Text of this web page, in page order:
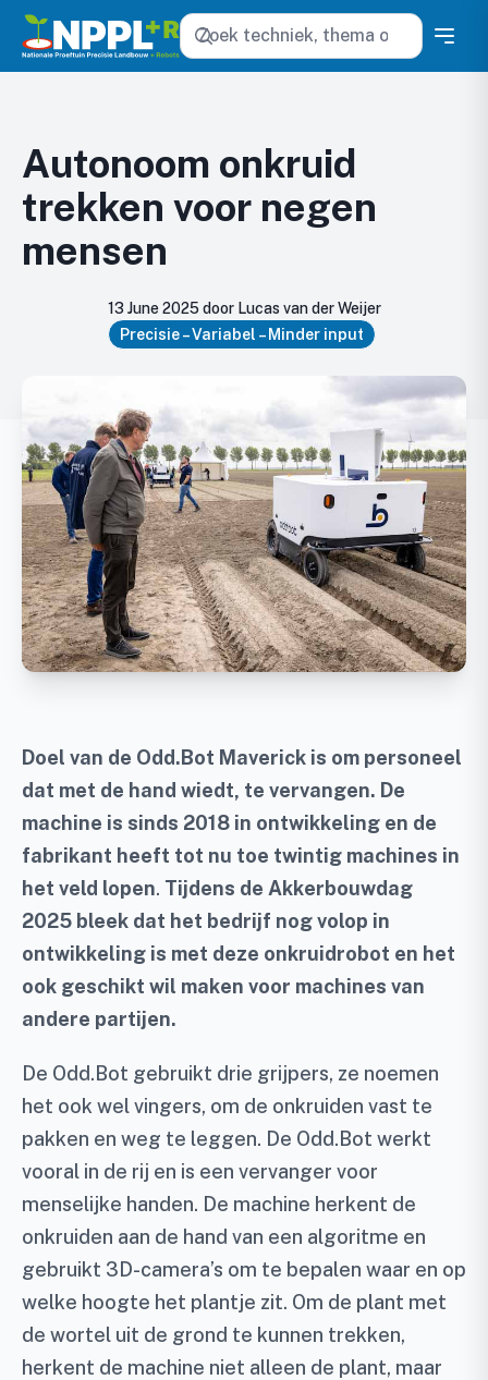
Zoeken
Autonoom onkruid
trekken voor negen
mensen
13 June 2025 door Lucas van der Weijer
Precisie – Variabel – Minder input
Doel van de Odd.Bot Maverick is om personeel
dat met de hand wiedt, te vervangen. De
machine is sinds 2018 in ontwikkeling en de
fabrikant heeft tot nu toe twintig machines in
het veld lopen. Tijdens de Akkerbouwdag
2025 bleek dat het bedrijf nog volop in
ontwikkeling is met deze onkruidrobot en het
ook geschikt wil maken voor machines van
andere partijen.
De Odd.Bot gebruikt drie grijpers, ze noemen
het ook wel vingers, om de onkruiden vast te
pakken en weg te leggen. De Odd.Bot werkt
vooral in de rij en is een vervanger voor
menselijke handen. De machine herkent de
onkruiden aan de hand van een algoritme en
gebruikt 3D-camera’s om te bepalen waar en op
welke hoogte het plantje zit. Om de plant met
de wortel uit de grond te kunnen trekken,
herkent de machine niet alleen de plant, maar